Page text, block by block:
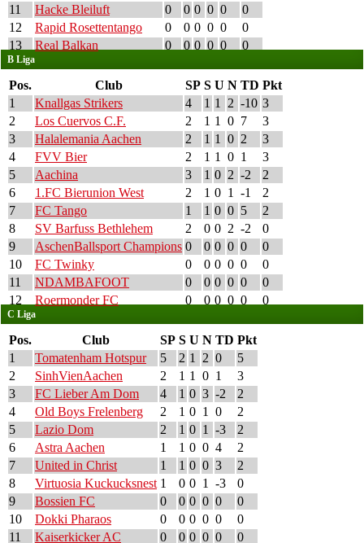
11
Hacke Bleiluft 0 0 0 0 0
0
12
Rapid Rosettentango 0 0 0 0 0
0
13
Real Balkan 0 0 0 0 0 0
B Liga
Pos. Club SP S U N TD Pkt
1
Knallgas Strikers 4 1 1 2 -10 3
2
Los Cuervos C.F. 2 1 1 0 7
3
3
Halalemania Aachen 2 1 1 0 2
3
4
FVV Bier 2 1 1 0 1
3
5
Aachina 3 1 0 2 -2
2
6
1.FC Bierunion West 2 1 0 1 -1
2
7
FC Tango 1 1 0 0 5
2
8
SV Barfuss Bethlehem 2 0 0 2 -2
0
9
AschenBallsport Champions 0 0 0 0 0
0
10
FC Twinky 0 0 0 0 0
0
11
NDAMBAFOOT 0 0 0 0 0
0
12
Roermonder FC 0 0 0 0 0 0
C Liga
Pos. Club SP S U N TD Pkt
1
Tomatenham Hotspur 5 2 1 2 0
5
2
SinhVienAachen 2 1 1 0 1
3
3
FC Lieber Am Dom 4 1 0 3 -2
2
4
Old Boys Frelenberg 2 1 0 1 0
2
5
Lazio Dom 2 1 0 1 -3
2
6
Astra Aachen 1 1 0 0 4
2
7
United in Christ 1 1 0 0 3
2
8
Virtuosia Kuckucksnest 1 0 0 1 -3
0
9
Bossien FC 0 0 0 0 0
0
10
Dokki Pharaos 0 0 0 0 0
0
11
Kaiserkicker AC 0 0 0 0 0 0